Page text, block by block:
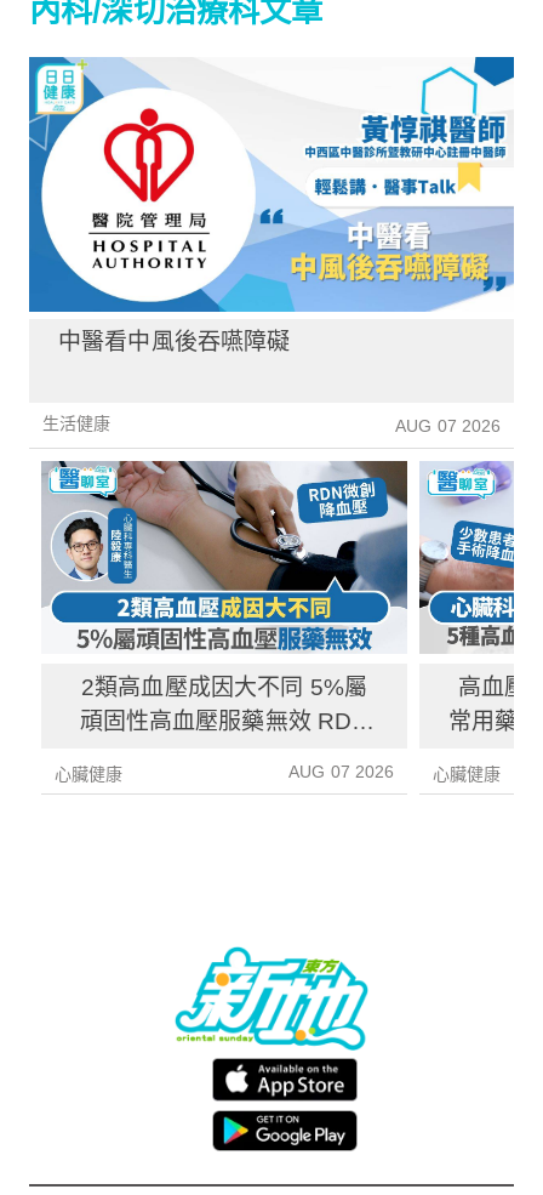
內科/深切治療科文章
中醫看中風後吞嚥障礙
生活健康 AUG 07 2026
2類高血壓成因大不同 5%屬
頑固性高血壓服藥無效 RDN
心臟健康 AUG 07 2026
高血壓
常用藥
心臟健康